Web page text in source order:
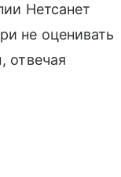
Нетсанет
не оценивать
отвечая